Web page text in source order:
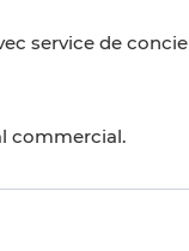
service de
commercial.